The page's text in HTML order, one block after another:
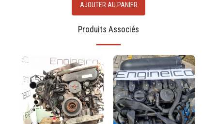
AJOUTER AU PANIER
Produits Associés